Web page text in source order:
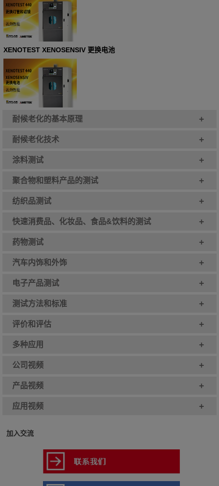
XENOTEST XENOSENSIV 更换电池
耐候老化的基本原理 +
耐候老化技术 +
涂料测试 +
聚合物和塑料产品的测试 +
纺织品测试 +
快速消费品、化妆品、食品&饮料的测试 +
药物测试 +
汽车内饰和外饰 +
电子产品测试 +
测试方法和标准 +
评价和评估 +
多种应用 +
公司视频 +
产品视频 +
应用视频 +
加入交流